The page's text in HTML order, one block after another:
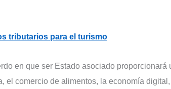
tributarios para el turismo
en que ser Estado asociado proporcionará
el comercio de alimentos, la economía